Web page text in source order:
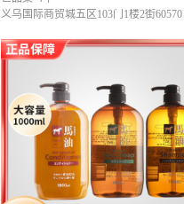
义乌国际商贸城五区103门1楼2街60570